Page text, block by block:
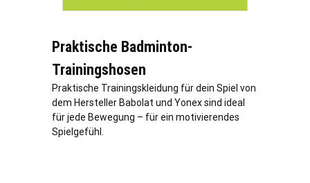
Praktische Badminton-
Trainingshosen
Praktische Trainingskleidung für dein Spiel von
dem Hersteller Babolat und Yonex sind ideal
für jede Bewegung – für ein motivierendes
Spielgefühl.